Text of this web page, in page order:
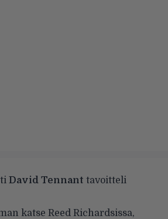
David Tennant tavoitteli
katse Reed Richardsissa,